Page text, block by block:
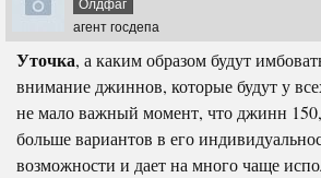
Олдфаг
агент госдепа
Уточка, а каким образом будут
внимание джиннов, которые будут у
не мало важный момент, что джинн
больше вариантов в его
возможности и дает на много чаще